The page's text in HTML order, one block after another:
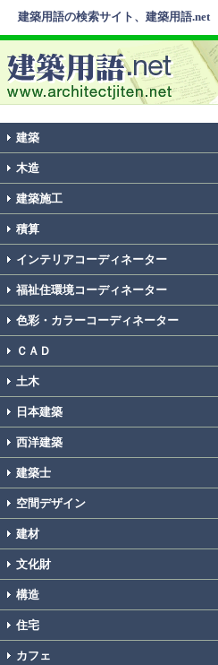
建築用語の検索サイト、建築用語.net
建築
木造
建築施工
積算
インテリアコーディネーター
福祉住環境コーディネーター
色彩・カラーコーディネーター
ＣＡＤ
土木
日本建築
西洋建築
建築士
空間デザイン
建材
文化財
構造
住宅
カフェ